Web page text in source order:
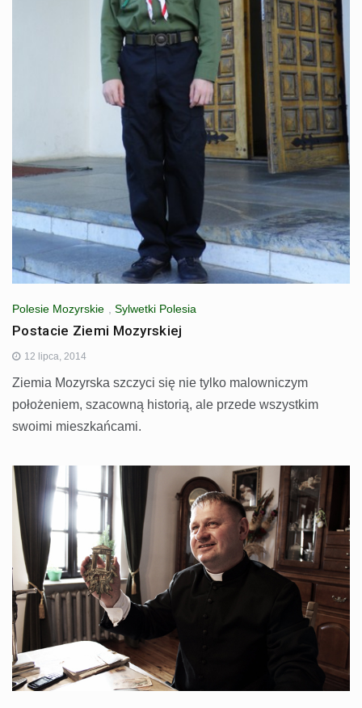
Polesie Mozyrskie Sylwetki Polesia
Postacie Ziemi Mozyrskiej
12 lipca, 2014
Ziemia Mozyrska szczyci się nie tylko malowniczym
położeniem, szacowną historią, ale przede wszystkim
swoimi mieszkańcami.